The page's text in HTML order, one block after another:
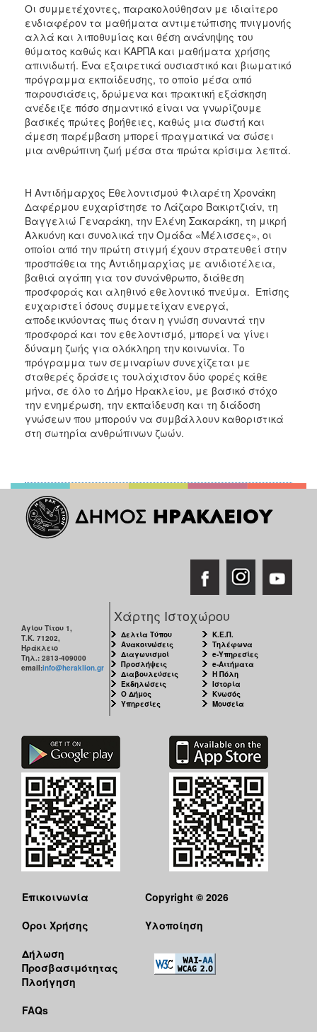
Οι συμμετέχοντες, παρακολούθησαν με ιδιαίτερο
ενδιαφέρον τα μαθήματα αντιμετώπισης πνιγμονής
αλλά και λιποθυμίας και θέση ανάνηψης του
θύματος καθώς και ΚΑΡΠΑ και μαθήματα χρήσης
απινιδωτή. Ένα εξαιρετικά ουσιαστικό και βιωματικό
πρόγραμμα εκπαίδευσης, το οποίο μέσα από
παρουσιάσεις, δρώμενα και πρακτική εξάσκηση
ανέδειξε πόσο σημαντικό είναι να γνωρίζουμε
βασικές πρώτες βοήθειες, καθώς μια σωστή και
άμεση παρέμβαση μπορεί πραγματικά να σώσει
μια ανθρώπινη ζωή μέσα στα πρώτα κρίσιμα λεπτά.
Η Αντιδήμαρχος Εθελοντισμού Φιλαρέτη Χρονάκη
Δαφέρμου ευχαρίστησε το Λάζαρο Βακιρτζιάν, τη
Βαγγελιώ Γεναράκη, την Ελένη Σακαράκη, τη μικρή
Αλκυόνη και συνολικά την Ομάδα «Μέλισσες», οι
οποίοι από την πρώτη στιγμή έχουν στρατευθεί στην
προσπάθεια της Αντιδημαρχίας με ανιδιοτέλεια,
βαθιά αγάπη για τον συνάνθρωπο, διάθεση
προσφοράς και αληθινό εθελοντικό πνεύμα. Επίσης
ευχαριστεί όσους συμμετείχαν ενεργά,
αποδεικνύοντας πως όταν η γνώση συναντά την
προσφορά και τον εθελοντισμό, μπορεί να γίνει
δύναμη ζωής για ολόκληρη την κοινωνία. Το
πρόγραμμα των σεμιναρίων συνεχίζεται με
σταθερές δράσεις τουλάχιστον δύο φορές κάθε
μήνα, σε όλο το Δήμο Ηρακλείου, με βασικό στόχο
την ενημέρωση, την εκπαίδευση και τη διάδοση
γνώσεων που μπορούν να συμβάλλουν καθοριστικά
στη σωτηρία ανθρώπινων ζωών.
Αγίου Τίτου 1,
Τ.Κ. 71202,
Ηράκλειο
Τηλ.: 2813-409000
email:info@heraklion.gr
Χάρτης Ιστοχώρου
Δελτία Τύπου
Ανακοινώσεις
Διαγωνισμοί
Προσλήψεις
Διαβουλεύσεις
Εκδηλώσεις
Ο Δήμος
Υπηρεσίες
Κ.Ε.Π.
Τηλέφωνα
e-Υπηρεσίες
e-Αιτήματα
Η Πόλη
Ιστορία
Κνωσός
Μουσεία
Επικοινωνία
Όροι Χρήσης
Δήλωση
Προσβασιμότητας
Πλοήγηση
FAQs
Copyright © 2026
Υλοποίηση